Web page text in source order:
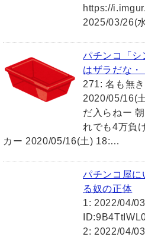
https://
2025/03/26(
パチンコ「シ
はザラだな・
271: 名も無
2020/05/16(
だ入らねー
れでも4万負
カー 2020/05/16(土) 18:…
パチンコ屋に
る奴の正体
1: 2022/04/
2: 2022/04/